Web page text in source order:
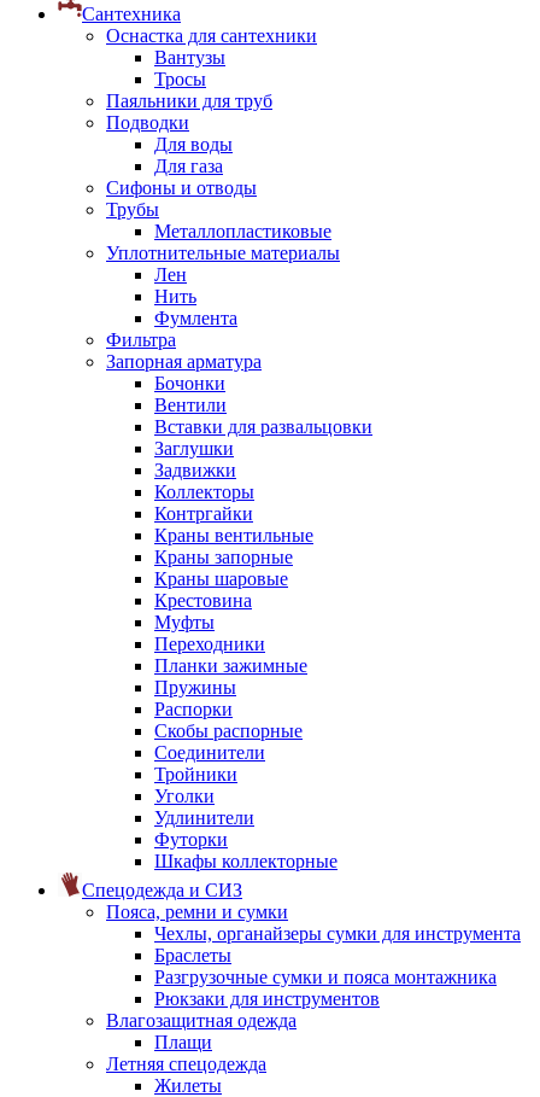
Сантехника
Оснастка для сантехники
Вантузы
Тросы
Паяльники для труб
Подводки
Для воды
Для газа
Сифоны и отводы
Трубы
Металлопластиковые
Уплотнительные материалы
Лен
Нить
Фумлента
Фильтра
Запорная арматура
Бочонки
Вентили
Вставки для развальцовки
Заглушки
Задвижки
Коллекторы
Контргайки
Краны вентильные
Краны запорные
Краны шаровые
Крестовина
Муфты
Переходники
Планки зажимные
Пружины
Распорки
Скобы распорные
Соединители
Тройники
Уголки
Удлинители
Футорки
Шкафы коллекторные
Спецодежда и СИЗ
Пояса, ремни и сумки
Чехлы, органайзеры сумки для инструмента
Браслеты
Разгрузочные сумки и пояса монтажника
Рюкзаки для инструментов
Влагозащитная одежда
Плащи
Летняя спецодежда
Жилеты